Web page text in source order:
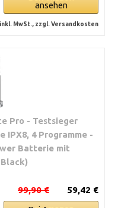
ansehen
MwSt., zzgl. Versandkosten
Pro - Testsieger
IPX8, 4 Programme -
Batterie mit
59,42 €
99,90 €